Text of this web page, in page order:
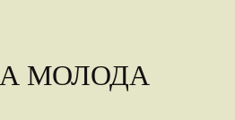
МОЛОДА